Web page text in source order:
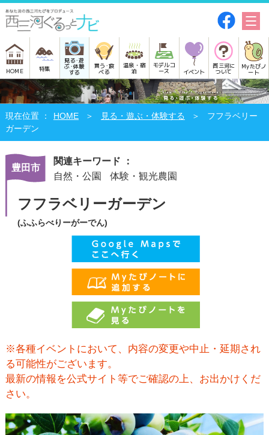
HOME 特集
見る･遊
ぶ･体験
する
買う･食
べる
温泉・宿
泊
モデルコ
ース イベント
西三河に
ついて
Myたびノ
ート
HOME 見る・遊ぶ・体験する
フフラベリー
ガーデン
豊田市
関連キーワード ：
自然・公園
体験・観光農園
フフラベリーガーデン
(ふふらべりーがーでん)
※各種イベントにおいて、内容の変更や中止・延期され
る可能性がございます。
最新の情報を公式サイト等でご確認の上、お出かけくだ
さい。